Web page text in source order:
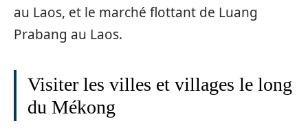
au Laos, et le marché flottant de Luang
Prabang au Laos.
Visiter les villes et villages le long
du Mékong